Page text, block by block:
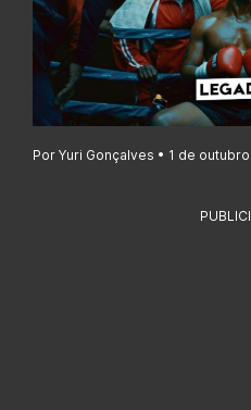
Por Yuri Gonçalves • 1 de